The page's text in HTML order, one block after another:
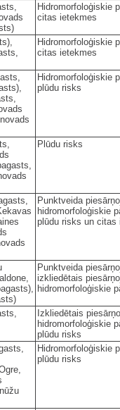
Hidromorfoloģiskie
citas ietekmes
Hidromorfoloģiskie
citas ietekmes
Hidromorfoloģiskie
plūdu risks
Plūdu risks
Punktveida
hidromorfoloģiskie
plūdu risks un citas
Punktveida
izkliedētais
hidromorfoloģiskie
Izkliedētais
hidromorfoloģiskie
plūdu risks
Hidromorfoloģiskie
plūdu risks